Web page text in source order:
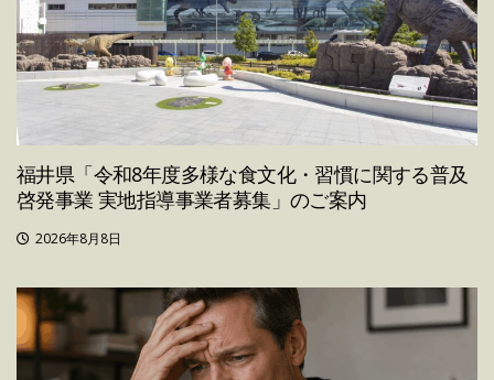
福井県「令和8年度多様な食文化・習慣に関する普及
啓発事業 実地指導事業者募集」のご案内
2026年8月8日